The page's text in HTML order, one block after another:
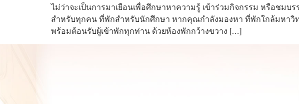
ไม่ว่าจะเป็นการมาเยือนเพื่อศึกษาหาความรู้ เข้าร่วมกิจกรรม หรือชม
สำหรับทุกคน ที่พักสำหรับนักศึกษา หากคุณกำลังมองหา ที่พักใกล้มหาวิท
พร้อมต้อนรับผู้เข้าพักทุกท่าน ด้วยห้องพักกว้างขวาง […]